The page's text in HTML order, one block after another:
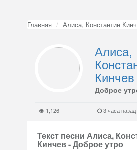
Главная Алиса, Константин
Алиса,
Кинчев
Доброе
1,126 3 часа назад
Текст песни Алиса,
Кинчев - Доброе утро